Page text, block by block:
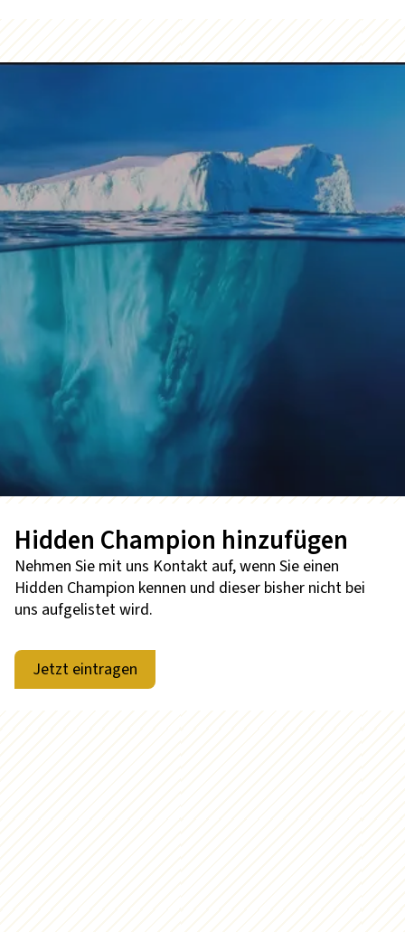
Hidden Champion hinzufügen
Nehmen Sie mit uns Kontakt auf, wenn Sie einen
Hidden Champion kennen und dieser bisher nicht bei
uns aufgelistet wird.
Jetzt eintragen